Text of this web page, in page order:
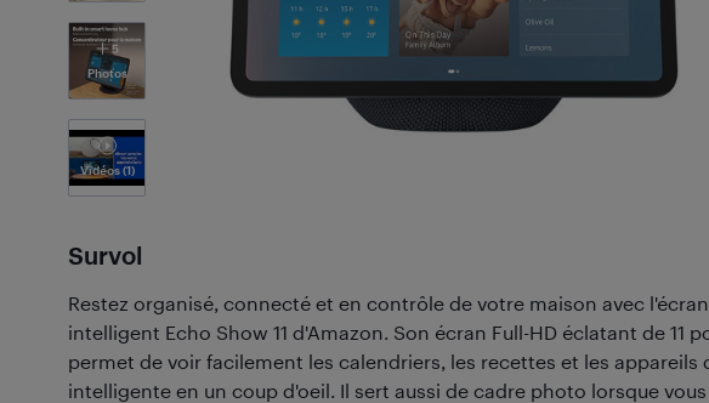
5
Photos
Vidéos (1)
Survol
Restez organisé, connecté et en contrôle de votre maison avec l'écran
intelligent Echo Show 11 d'Amazon. Son écran Full-HD éclatant de 11
permet de voir facilement les calendriers, les recettes et les appareils
intelligente en un coup d'oeil. Il sert aussi de cadre photo lorsque